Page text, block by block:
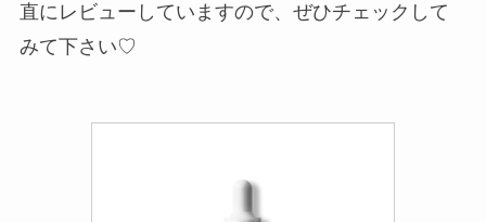
直にレビューしていますので、ぜひチェックして
みて下さい♡